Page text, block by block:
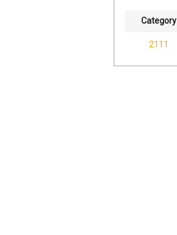
Category
2111